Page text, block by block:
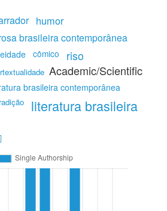
humor
brasileira contemporânea
cômico riso
brasileira contemporânea
literatura brasileira
Academic/Scientific